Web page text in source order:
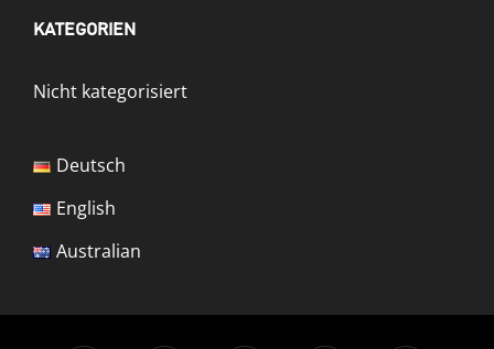
KATEGORIEN
Nicht kategorisiert
Deutsch
English
Australian